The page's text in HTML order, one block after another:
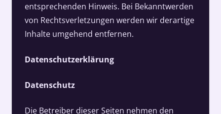
entsprechenden Hinweis. Bei Bekanntwerden
von Rechtsverletzungen werden wir derartige
Inhalte umgehend entfernen.
Datenschutzerklärung
Datenschutz
Die Betreiber dieser Seiten nehmen den